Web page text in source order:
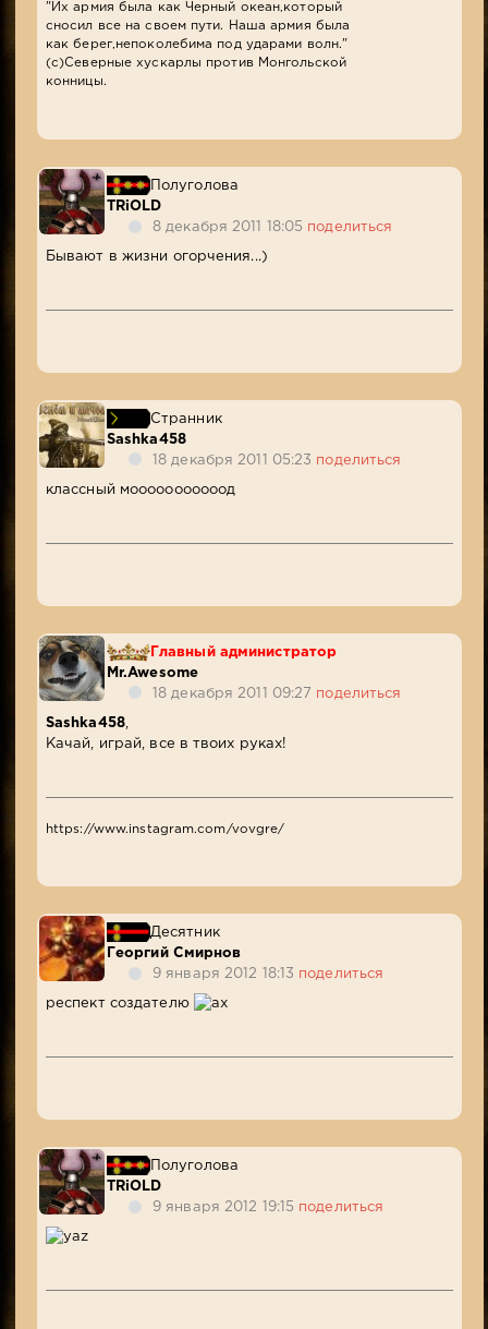
"Их армия была как Черный океан,который
сносил все на своем пути. Наша армия была
как берег,непоколебима под ударами волн."
(с)Северные хускарлы против Монгольской
конницы.
Полуголова
TRiOLD
8 декабря 2011 18:05 поделиться
Бывают в жизни огорчения...)
Странник
Sashka458
18 декабря 2011 05:23 поделиться
классный мооооооооооод
Главный администратор
Mr.Awesome
18 декабря 2011 09:27 поделиться
Sashka458,
Качай, играй, все в твоих руках!
https://www.instagram.com/vovgre/
Десятник
Георгий Смирнов
9 января 2012 18:13
поделиться
респект создателю
Полуголова
TRiOLD
9 января 2012 19:15 поделиться